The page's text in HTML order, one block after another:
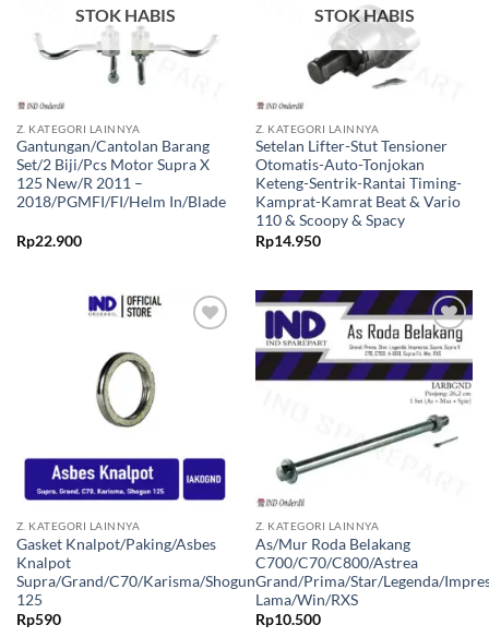
STOK HABIS
Z. KATEGORI LAINNYA
Gantungan/Cantolan Barang
Set/2 Biji/Pcs Motor Supra X
125 New/R 2011 –
2018/PGMFI/FI/Helm In/Blade
Rp22.900
STOK HABIS
Z. KATEGORI LAINNYA
Setelan Lifter-Stut Tensioner
Otomatis-Auto-Tonjokan
Keteng-Sentrik-Rantai Timing-
Kamprat-Kamrat Beat & Vario
110 & Scoopy & Spacy
Rp14.950
Z. KATEGORI LAINNYA
Gasket Knalpot/Paking/Asbes
Knalpot
Supra/Grand/C70/Karisma/Shogun
125
Rp590
Tambahkan
ke Wishlist
Z. KATEGORI LAINNYA
As/Mur Roda Belakang
C700/C70/C800/Astrea
Grand/Prima/Star/Legenda/
Lama/Win/RXS
Rp10.500